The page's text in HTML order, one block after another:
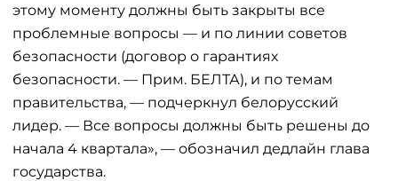
этому моменту должны быть закрыты все
проблемные вопросы — и по линии советов
безопасности (договор о гарантиях
безопасности. — Прим. БЕЛТА), и по темам
правительства, — подчеркнул белорусский
лидер. — Все вопросы должны быть решены до
начала 4 квартала», — обозначил дедлайн глава
государства.